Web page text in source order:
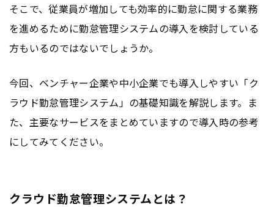
そこで、従業員が増加しても効率的に勤怠に関する業務
を進めるために勤怠管理システムの導入を検討している
方もいるのではないでしょうか。
今回、ベンチャー企業や中小企業でも導入しやすい「ク
ラウド勤怠管理システム」の基礎知識を解説します。ま
た、主要なサービスをまとめていますので導入時の参考
にしてみてください。
クラウド勤怠管理システムとは？